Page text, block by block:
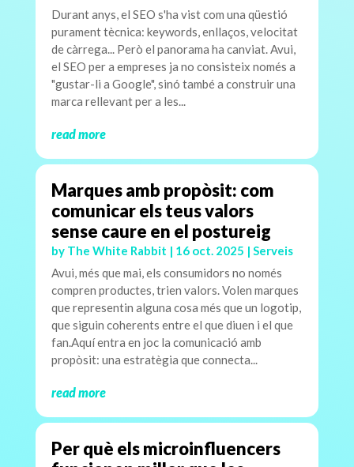
Durant anys, el SEO s'ha vist com una qüestió
purament tècnica: keywords, enllaços, velocitat
de càrrega... Però el panorama ha canviat. Avui,
el SEO per a empreses ja no consisteix només a
"gustar-li a Google", sinó també a construir una
marca rellevant per a les...
read more
Marques amb propòsit: com
comunicar els teus valors
sense caure en el postureig
by The White Rabbit | 16 oct. 2025 | Serveis
Avui, més que mai, els consumidors no només
compren productes, trien valors. Volen marques
que representin alguna cosa més que un logotip,
que siguin coherents entre el que diuen i el que
fan.Aquí entra en joc la comunicació amb
propòsit: una estratègia que connecta...
read more
Per què els microinfluencers